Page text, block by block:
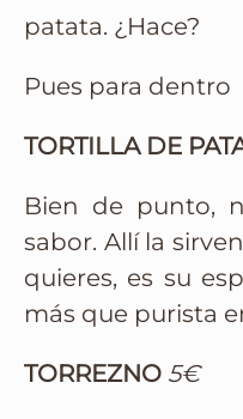
patata. ¿Hace?
Pues para dentro
TORTILLA DE
Bien de punto,
sabor. Allí la
quieres, es su
más que purista
TORREZNO 5€